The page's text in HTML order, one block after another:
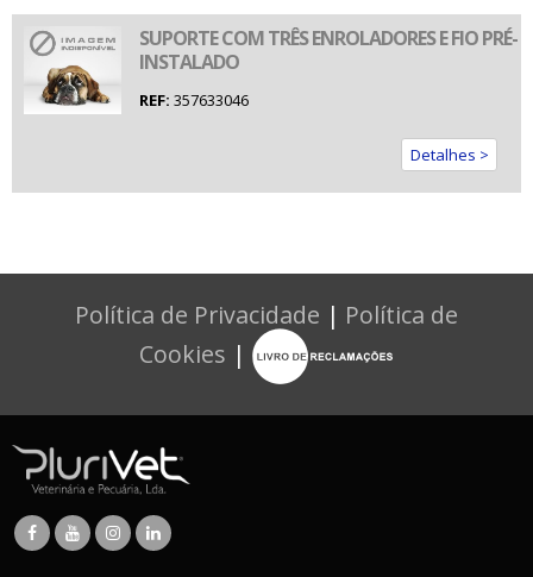
SUPORTE COM TRÊS ENROLADORES E FIO PRÉ-
INSTALADO
REF: 357633046
Detalhes >
Política de Privacidade | Política de
Cookies |